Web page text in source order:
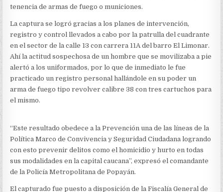
tenencia de armas de fuego o municiones.
La captura se logró gracias a los planes de intervención,
registro y control llevados a cabo por la patrulla del cuadrante
en el sector de la calle 13 con carrera 11A del barro El Limonar.
Ahí la actitud sospechosa de un hombre que se movilizaba a pie
alertó a los uniformados, por lo que de inmediato le fue
practicado un registro personal hallándole en su poder un
arma de fuego tipo revolver calibre 38 con tres cartuchos para
el mismo.
“Este resultado obedece a la Prevención una de las líneas de la
Política Marco de Convivencia y Seguridad Ciudadana logrando
con esto prevenir delitos como el homicidio y hurto en todas
sus modalidades en la capital caucana”, expresó el comandante
de la Policía Metropolitana de Popayán.
El capturado fue puesto a disposición de la Fiscalía General de